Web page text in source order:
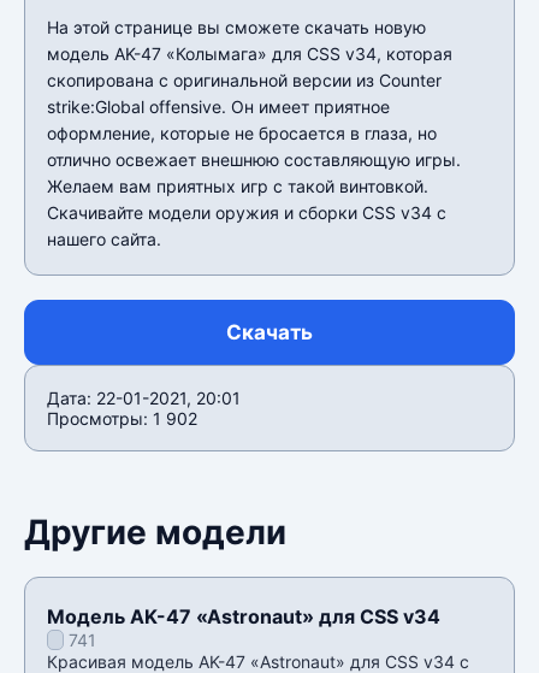
На этой странице вы сможете скачать новую
модель AK-47 «Колымага» для CSS v34, которая
скопирована с оригинальной версии из Counter
strike:Global offensive. Он имеет приятное
оформление, которые не бросается в глаза, но
отлично освежает внешнюю составляющую игры.
Желаем вам приятных игр с такой винтовкой.
Скачивайте модели оружия и сборки CSS v34 с
нашего сайта.
Скачать
Дата: 22-01-2021, 20:01
Просмотры: 1 902
Другие модели
Модель AK-47 «Astronaut» для CSS v34
741
Красивая модель AK-47 «Astronaut» для CSS v34 с